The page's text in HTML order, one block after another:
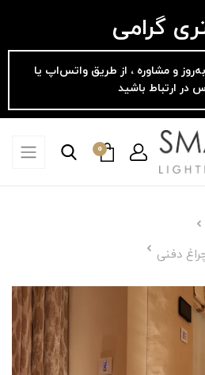
گرامی
و مشاوره ، از طریق واتس‌اپ یا
در ارتباط باشید
0
دفنی